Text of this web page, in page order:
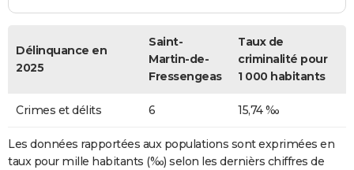
Délinquance en
2025
Saint-
Martin-de-
Fressengeas
Taux de
criminalité pour
1 000 habitants
Crimes et délits 6 15,74 ‰
Les données rapportées aux populations sont exprimées en
taux pour mille habitants (‰) selon les dernièrs chiffres de